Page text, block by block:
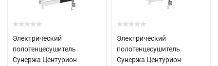
Электрический
полотенцесушитель
Сунержа Центурион
Электрический
полотенцесушитель
Сунержа Центурион